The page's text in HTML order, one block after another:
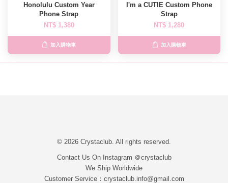
Honolulu Custom Year
Phone Strap
NT$ 1,380
加入購物車
I'm a CUTIE Custom Phone
Strap
NT$ 1,280
加入購物車
© 2026 Crystaclub. All rights reserved.
Contact Us On Instagram ＠crystaclub
We Ship Worldwide
Customer Service：crystaclub.info@gmail.com